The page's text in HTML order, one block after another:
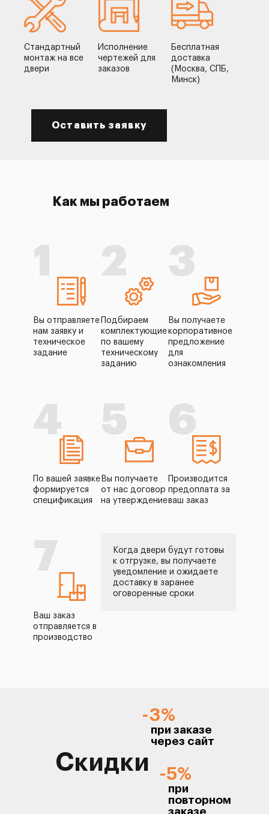
Стандартный
монтаж на все
двери
Исполнение
чертежей для
заказов
Бесплатная
доставка
(Москва, СПБ,
Минск)
Оставить заявку
Как мы работаем
1
Вы отправляете
нам заявку и
техническое
задание
2
Подбираем
комплектующие
по вашему
техническому
заданию
3
Вы получаете
корпоративное
предложение
для
ознакомления
4
По вашей заявке
формируется
спецификация
5
Вы получаете
от нас договор
на утверждение
6
Производится
предоплата за
ваш заказ
7
Ваш заказ
отправляется в
производство
Когда двери будут готовы
к отгрузке, вы получаете
уведомление и ожидаете
доставку в заранее
оговоренные сроки
Скидки
-3%
при заказе
через сайт
-5%
при
повторном
заказе